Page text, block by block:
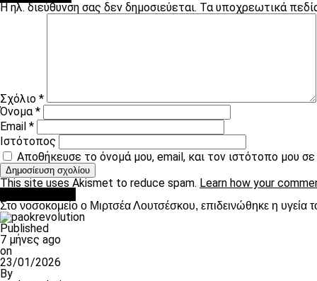
Η ηλ. διεύθυνση σας δεν δημοσιεύεται. Τα υποχρεωτικά
Σχόλιο *
Όνομα*
Email *
Ιστότοπος
Αποθήκευσε το όνομά μου, email, και τον ιστότοπο μου
This site uses Akismet to reduce spam. Learn how your
Στο νοσοκομείο ο Μιρτσέα Λουτσέσκου, επιδεινώθηκε η υγεία
Published
7 μήνες ago
on
23/01/2026
By